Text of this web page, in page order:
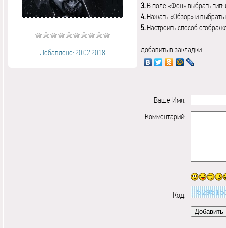
Добавлено: 20.02.2018
3.В поле «Фон» выбрать
4.Нажать «Обзор» и выбрать
5.Настроить способ
добавить в закладки
Ваше Имя:
Комментарий:
Код: